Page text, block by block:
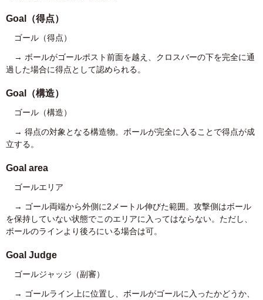
Goal （得点）
ゴール（得点）
→ ボールがゴールポスト前面を越え、クロスバーの下を完全に通
過した場合に得点として認められる。
Goal （構造）
ゴール（構造）
→ 得点の対象となる構造物。ボールが完全に入ることで得点が成
立する。
Goal area
ゴールエリア
→ ゴール両端から外側に2メートル伸びた範囲。攻撃側はボール
を保持していない状態でこのエリアに入ってはならない。ただし、
ボールのラインより後ろにいる場合は可。
Goal Judge
ゴールジャッジ（副審）
→ ゴールライン上に位置し、ボールがゴールに入ったかどうか、